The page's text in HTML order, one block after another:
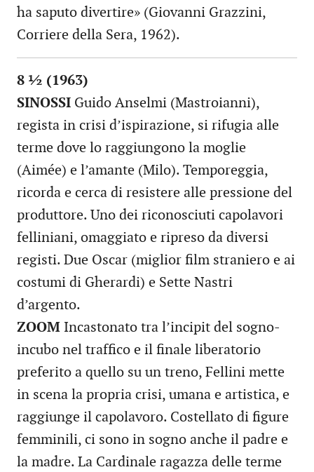
ha saputo divertire» (Giovanni Grazzini,
Corriere della Sera, 1962).
8 ½ (1963)
SINOSSI Guido Anselmi (Mastroianni),
regista in crisi d’ispirazione, si rifugia alle
terme dove lo raggiungono la moglie
(Aimée) e l’amante (Milo). Temporeggia,
ricorda e cerca di resistere alle pressione del
produttore. Uno dei riconosciuti capolavori
felliniani, omaggiato e ripreso da diversi
registi. Due Oscar (miglior film straniero e ai
costumi di Gherardi) e Sette Nastri
d’argento.
ZOOM Incastonato tra l’incipit del sogno-
incubo nel traffico e il finale liberatorio
preferito a quello su un treno, Fellini mette
in scena la propria crisi, umana e artistica, e
raggiunge il capolavoro. Costellato di figure
femminili, ci sono in sogno anche il padre e
la madre. La Cardinale ragazza delle terme